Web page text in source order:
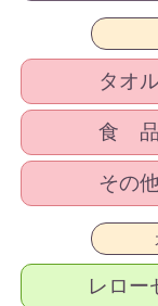
タオ
食 品
その
レロー